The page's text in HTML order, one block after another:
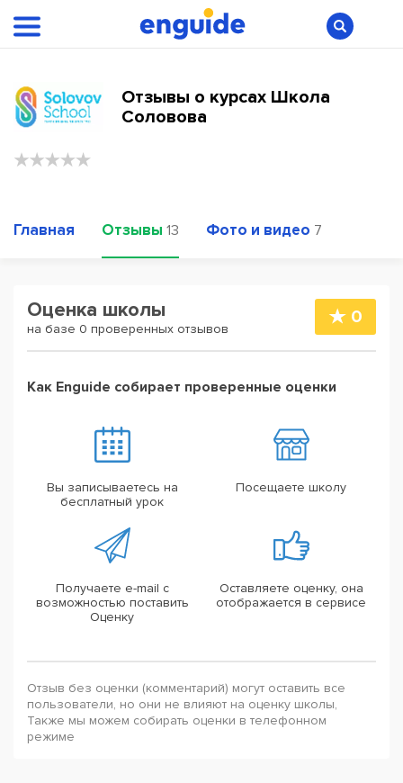
Отзывы о курсах Школа
Соловова
Главная Отзывы 13 Фото и видео 7
Оценка школы
на базе 0 проверенных отзывов
0
Как Enguide собирает проверенные оценки
Вы записываетесь на
бесплатный урок
Посещаете школу
Получаете e-mail с
возможностью поставить
Оценку
Оставляете оценку, она
отображается в сервисе
Отзыв без оценки (комментарий) могут оставить все
пользователи, но они не влияют на оценку школы,
Также мы можем собирать оценки в телефонном
режиме